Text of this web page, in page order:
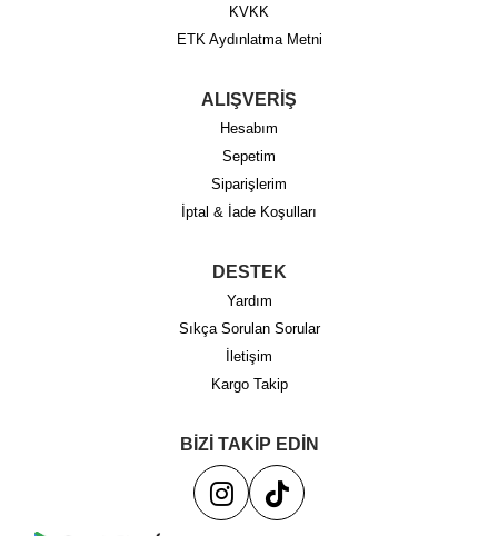
KVKK
ETK Aydınlatma Metni
ALIŞVERİŞ
Hesabım
Sepetim
Siparişlerim
İptal & İade Koşulları
DESTEK
Yardım
Sıkça Sorulan Sorular
İletişim
Kargo Takip
BİZİ TAKİP EDİN